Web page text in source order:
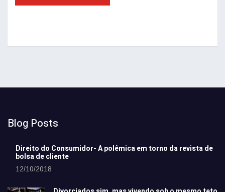
Blog Posts
Direito do Consumidor- A polêmica em torno da revista de
bolsa de cliente
12/10/2018